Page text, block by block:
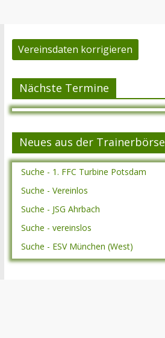
Vereinsdaten korrigieren
Nächste Termine
Neues aus der Trainerbörse
Suche - 1. FFC Turbine Potsdam
Suche - Vereinlos
Suche - JSG Ahrbach
Suche - vereinslos
Suche - ESV München (West)